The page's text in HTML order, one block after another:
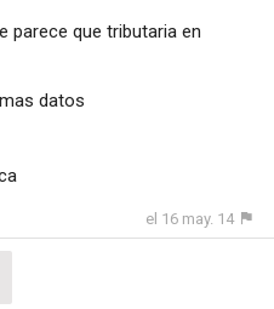
parece que tributaria en
datos
el 16 may. 14